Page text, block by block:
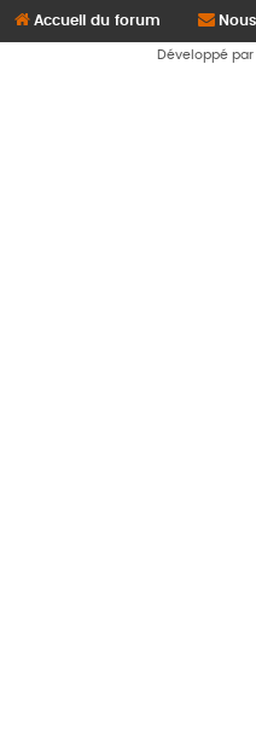
Accueil du forum
Développé par